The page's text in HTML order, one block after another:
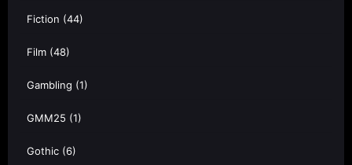
Fiction (44)
Film (48)
Gambling (1)
GMM25 (1)
Gothic (6)